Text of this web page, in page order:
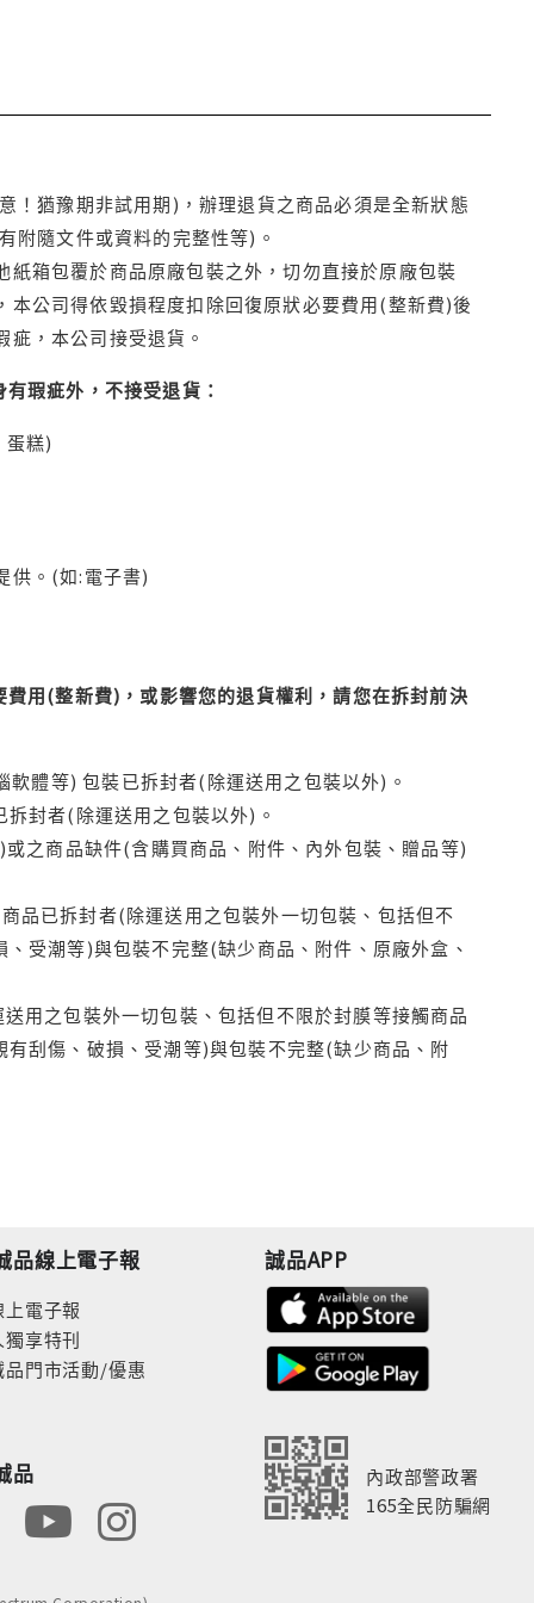
！猶豫期非試用期)，辦理退貨之商品必須是全新狀態
附隨文件或資料的完整性等)。
箱包覆於商品原廠包裝之外，切勿直接於原廠包裝
公司得依毀損程度扣除回復原狀必要費用(整新費)後
，本公司接受退貨。
瑕疵外，不接受退貨：
蛋糕)
供。(如:電子書)
用(整新費)，或影響您的退貨權利，請您在拆封前決
體等) 包裝已拆封者(除運送用之包裝以外)。
封者(除運送用之包裝以外)。
之商品缺件(含購買商品、附件、內外包裝、贈品等)
品已拆封者(除運送用之包裝外一切包裝、包括但不
受潮等)與包裝不完整(缺少商品、附件、原廠外盒、
用之包裝外一切包裝、包括但不限於封膜等接觸商品
刮傷、破損、受潮等)與包裝不完整(缺少商品、附
品線上電子報
電子報
享特刊
品門市活動/優惠
品
誠品APP
內政部警政署
165全民防騙網